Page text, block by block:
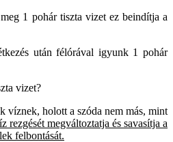
1 pohár tiszta vizet ez beindítja a
után félórával igyunk 1 pohár
vizet?
víznek, holott a szóda nem más, mint
rezgését megváltoztatja és savasítja a
felbontását.